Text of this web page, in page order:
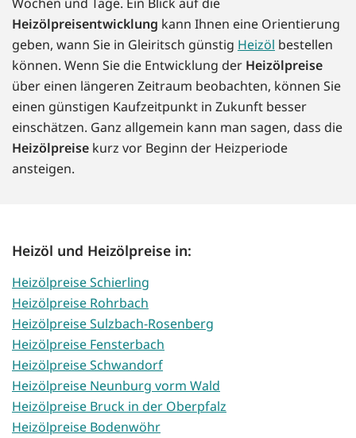
Heizölpreisentwicklung kann Ihnen eine Orientierung
geben, wann Sie in Gleiritsch günstig Heizöl bestellen
können. Wenn Sie die Entwicklung der Heizölpreise
über einen längeren Zeitraum beobachten, können Sie
einen günstigen Kaufzeitpunkt in Zukunft besser
einschätzen. Ganz allgemein kann man sagen, dass die
Heizölpreise kurz vor Beginn der Heizperiode
ansteigen.
Heizöl und Heizölpreise in:
Heizölpreise Schierling
Heizölpreise Rohrbach
Heizölpreise Sulzbach-Rosenberg
Heizölpreise Fensterbach
Heizölpreise Schwandorf
Heizölpreise Neunburg vorm Wald
Heizölpreise Bruck in der Oberpfalz
Heizölpreise Bodenwöhr